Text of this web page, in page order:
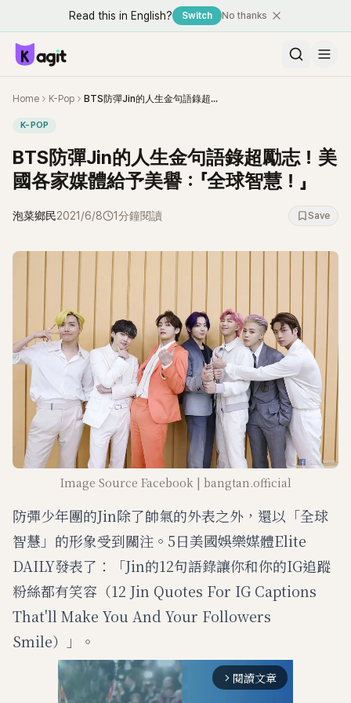
Read this in English? Switch No thanks
Home K-Pop BTS防彈Jin的人生金句語錄超勵志！美國各家媒體給予美譽：「全球智慧！」
K-POP
BTS防彈Jin的人生金句語錄超勵志！美
國各家媒體給予美譽：「全球智慧！」
泡菜鄉民2021/6/8 1分鐘閱讀 Save
Image Source Facebook | bangtan.official
防彈少年團的Jin除了帥氣的外表之外，還以「全球
智慧」的形象受到關注。5日美國娛樂媒體Elite
DAILY發表了：「Jin的12句語錄讓你和你的IG追蹤
粉絲都有笑容（12 Jin Quotes For IG Captions
That'll Make You And Your Followers
Smile）」。
arrow_forward_ios 閱讀文章